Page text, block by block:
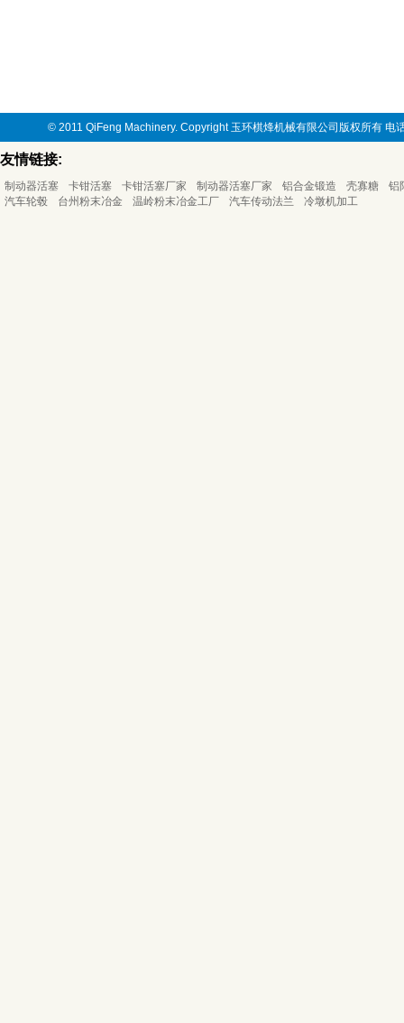
© 2011 QiFeng Machinery. Copyright 玉环棋烽机械有限公司版权所有
友情链接:
制动器活塞 卡钳活塞 卡钳活塞厂家 制动器活塞厂家 铝合金锻造 壳寡糖
铝
汽车轮毂
台州粉末冶金 温岭粉末冶金工厂 汽车传动法兰 冷墩机加工